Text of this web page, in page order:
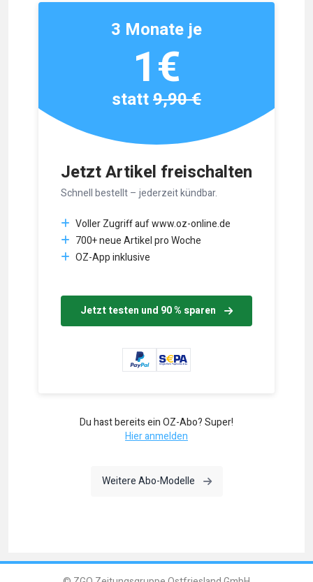
Jetzt Artikel freischalten
Schnell bestellt – jederzeit kündbar.
Voller Zugriff auf www.oz-online.de
700+ neue Artikel pro Woche
OZ-App inklusive
Jetzt testen und 90 % sparen
3 Monate je
1€
statt9,90 €
Du hast bereits ein OZ-Abo? Super!
Hier anmelden
Weitere Abo-Modelle